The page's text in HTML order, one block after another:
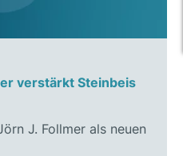
verstärkt Steinbeis
J. Follmer als neuen